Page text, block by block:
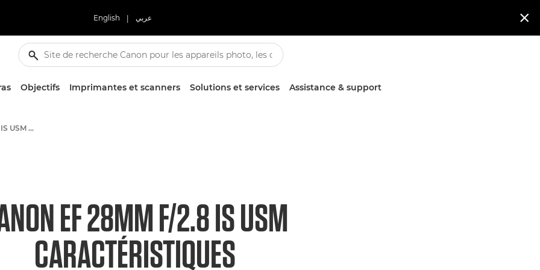
English | عربي 
Objectifs Imprimantes et scanners Solutions et services Assistance & support
Canon EF 28mm f/2.8 IS USM - Objectifs - Objectifs photo
EF 28MM F/2.8 IS USM
CARACTÉRISTIQUES